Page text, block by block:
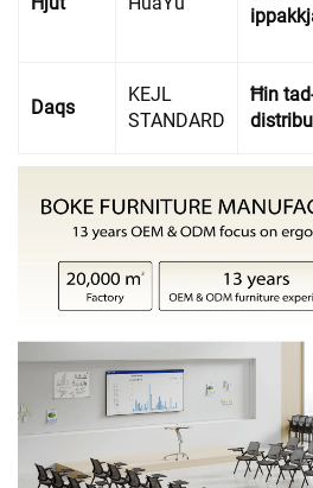
Daqs
KEJL
STANDARD
Ħin